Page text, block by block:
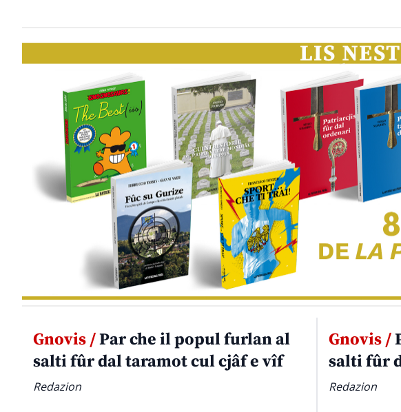
Gnovis /Par che il popul furlan al
salti fûr dal taramot cul cjâf e vîf
Redazion
Gnovis /
salti fûr
Redazion